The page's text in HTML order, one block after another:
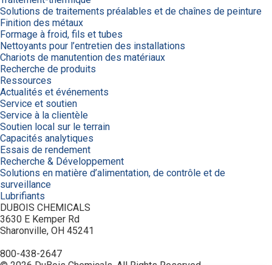
Solutions de traitements préalables et de chaînes de peinture
Finition des métaux
Formage à froid, fils et tubes
Nettoyants pour l’entretien des installations
Chariots de manutention des matériaux
Recherche de produits
Ressources
Actualités et événements
Service et soutien
Service à la clientèle
Soutien local sur le terrain
Capacités analytiques
Essais de rendement
Recherche & Développement
Solutions en matière d’alimentation, de contrôle et de
surveillance
Lubrifiants
DUBOIS CHEMICALS
3630 E Kemper Rd
Sharonville, OH 45241
800-438-2647